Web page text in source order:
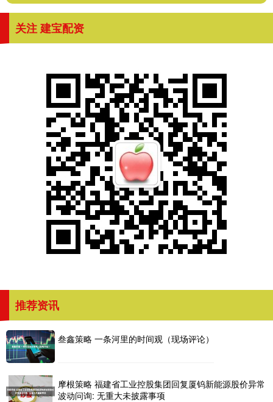
关注 建宝配资
推荐资讯
叁鑫策略 一条河里的时间观（现场评论）
摩根策略 福建省工业控股集团回复厦钨新能源股价异常
波动问询: 无重大未披露事项